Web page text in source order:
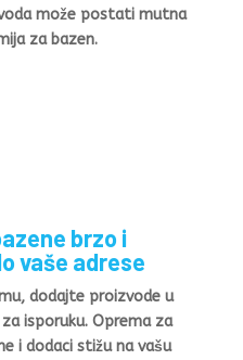
može postati mutna
za bazen.
brzo i
vaše adrese
dodajte proizvode u
isporuku. Oprema za
i dodaci stižu na vašu